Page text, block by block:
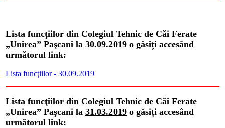
Lista funcţiilor din Colegiul Tehnic de Căi Ferate
„Unirea” Paşcani la 30.09.2019 o găsiți accesând
următorul link:
Lista funcţiilor - 30.09.2019
Lista funcţiilor din Colegiul Tehnic de Căi Ferate
„Unirea” Paşcani la 31.03.2019 o găsiți accesând
următorul link: